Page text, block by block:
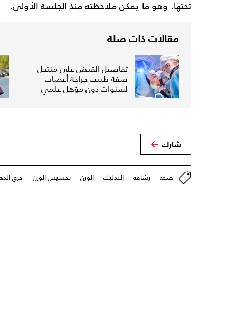
تحتها. وهو ما يمكن ملاحظته منذ الجلسة الأولى.
مقالات ذات صلة
تفاصيل القبض على منتحل
صفة طبيب جراحة أعصاب
لسنوات دون مؤهل علمي
شارك
صحة رشاقة التدليك الوزن تخسيس الوزن حرق